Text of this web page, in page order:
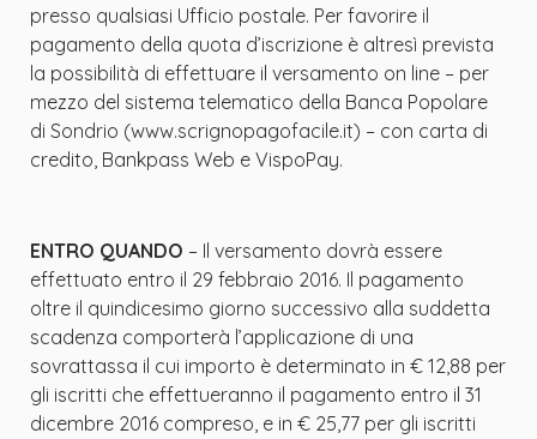
presso qualsiasi Ufficio postale. Per favorire il
pagamento della quota d’iscrizione è altresì prevista
la possibilità di effettuare il versamento on line – per
mezzo del sistema telematico della Banca Popolare
di Sondrio (www.scrignopagofacile.it) – con carta di
credito, Bankpass Web e VispoPay.
ENTRO QUANDO – Il versamento dovrà essere
effettuato entro il 29 febbraio 2016. Il pagamento
oltre il quindicesimo giorno successivo alla suddetta
scadenza comporterà l’applicazione di una
sovrattassa il cui importo è determinato in € 12,88 per
gli iscritti che effettueranno il pagamento entro il 31
dicembre 2016 compreso, e in € 25,77 per gli iscritti